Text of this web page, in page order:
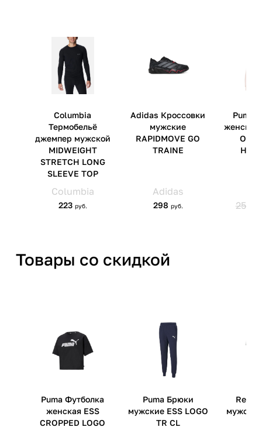
Гродненский р-н, а/г Гожа,
ул.Школьная, д.5, к.13
Товары со скидкой